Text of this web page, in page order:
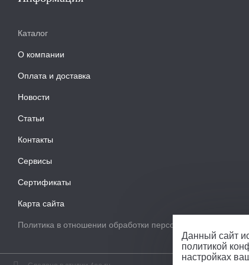
Каталог
О компании
Оплата и доставка
Новости
Статьи
Контакты
Сервисы
Сертификаты
Карта сайта
Политика в отношении обработки персональных данных
Данный сайт
политикой
настройках